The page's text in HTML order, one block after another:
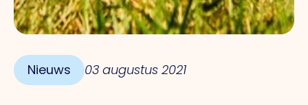
Nieuws 03 augustus 2021